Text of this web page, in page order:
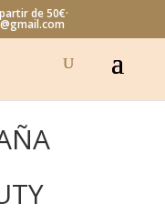
de 50€·